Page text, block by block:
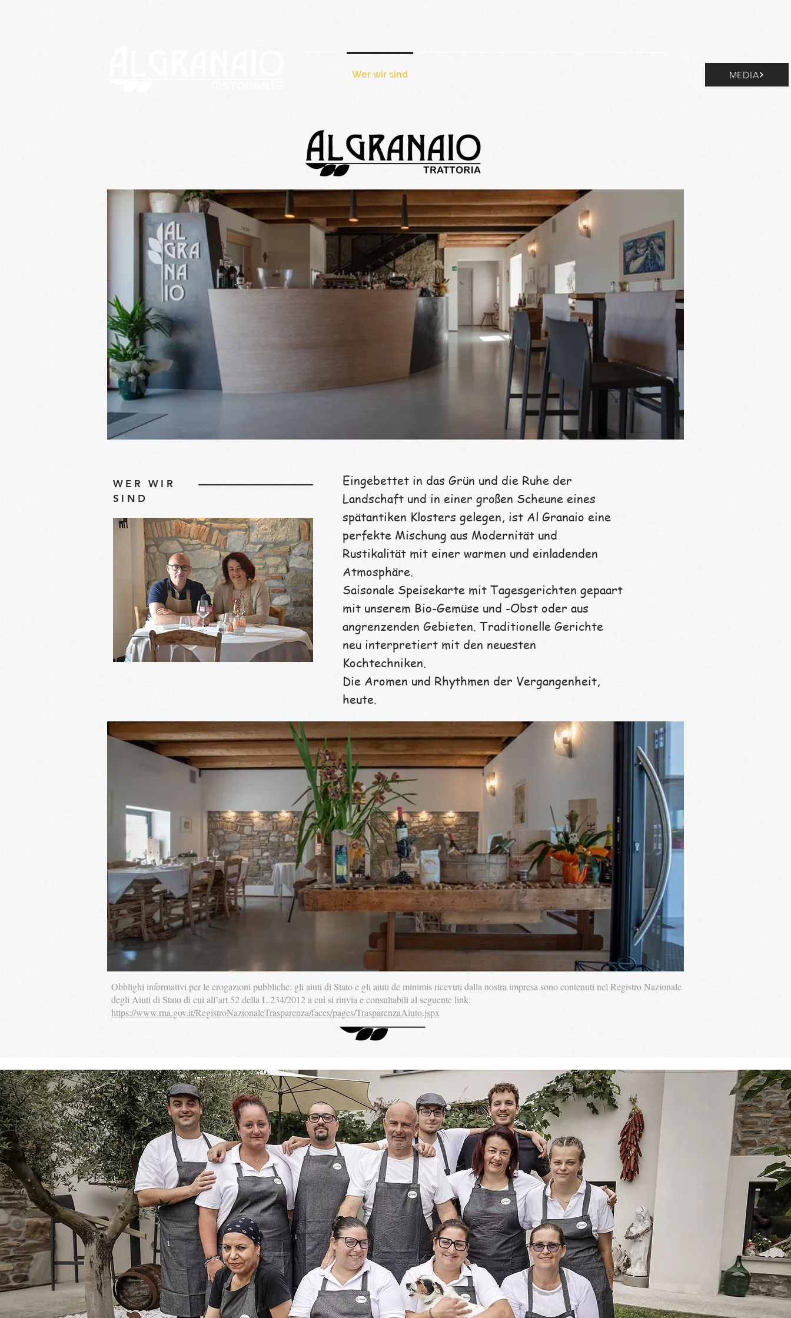
Wer wir sind MEDIA
WER WIR
SIND
Eingebettet in das Grün und die Ruhe der
Landschaft und in einer großen Scheune eines
spätantiken Klosters gelegen, ist Al Granaio eine
perfekte Mischung aus Modernität und
Rustikalität mit einer warmen und einladenden
Atmosphäre.
Saisonale Speisekarte mit Tagesgerichten gepaart
mit unserem Bio-Gemüse und -Obst oder aus
angrenzenden Gebieten. Traditionelle Gerichte
neu interpretiert mit den neuesten
Kochtechniken.
Die Aromen und Rhythmen der Vergangenheit,
heute.
Obblighi informativi per le erogazioni pubbliche: gli aiuti di Stato e gli aiuti de minimis ricevuti dalla nostra impresa sono contenuti nel Registro Nazionale
degli Aiuti di Stato di cui all’art.52 della L.234/2012 a cui si rinvia e consultabili al seguente link:
https://www.rna.gov.it/RegistroNazionaleTrasparenza/faces/pages/TrasparenzaAiuto.jspx